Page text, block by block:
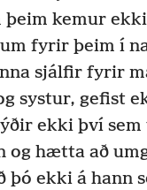
þeim kemur
fyrir þeim í
sjálfir fyrir
systur, gefist
ekki því sem
og hætta að
þó ekki á hann